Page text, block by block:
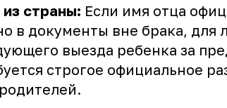
страны: Если имя отца
в документы вне брака, для
выезда ребенка за
строгое официальное